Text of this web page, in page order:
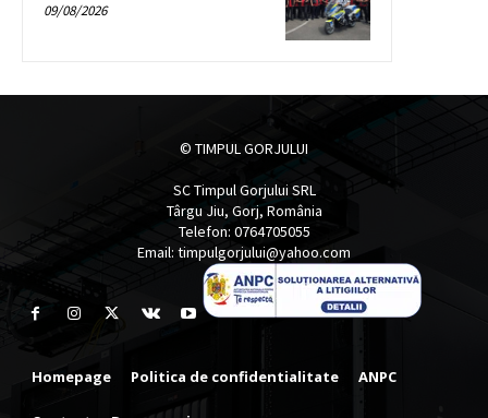
09/08/2026
© TIMPUL GORJULUI
SC Timpul Gorjului SRL
Târgu Jiu, Gorj, România
Telefon: 0764705055
Email: timpulgorjului@yahoo.com
Homepage Politica de confidentialitate ANPC